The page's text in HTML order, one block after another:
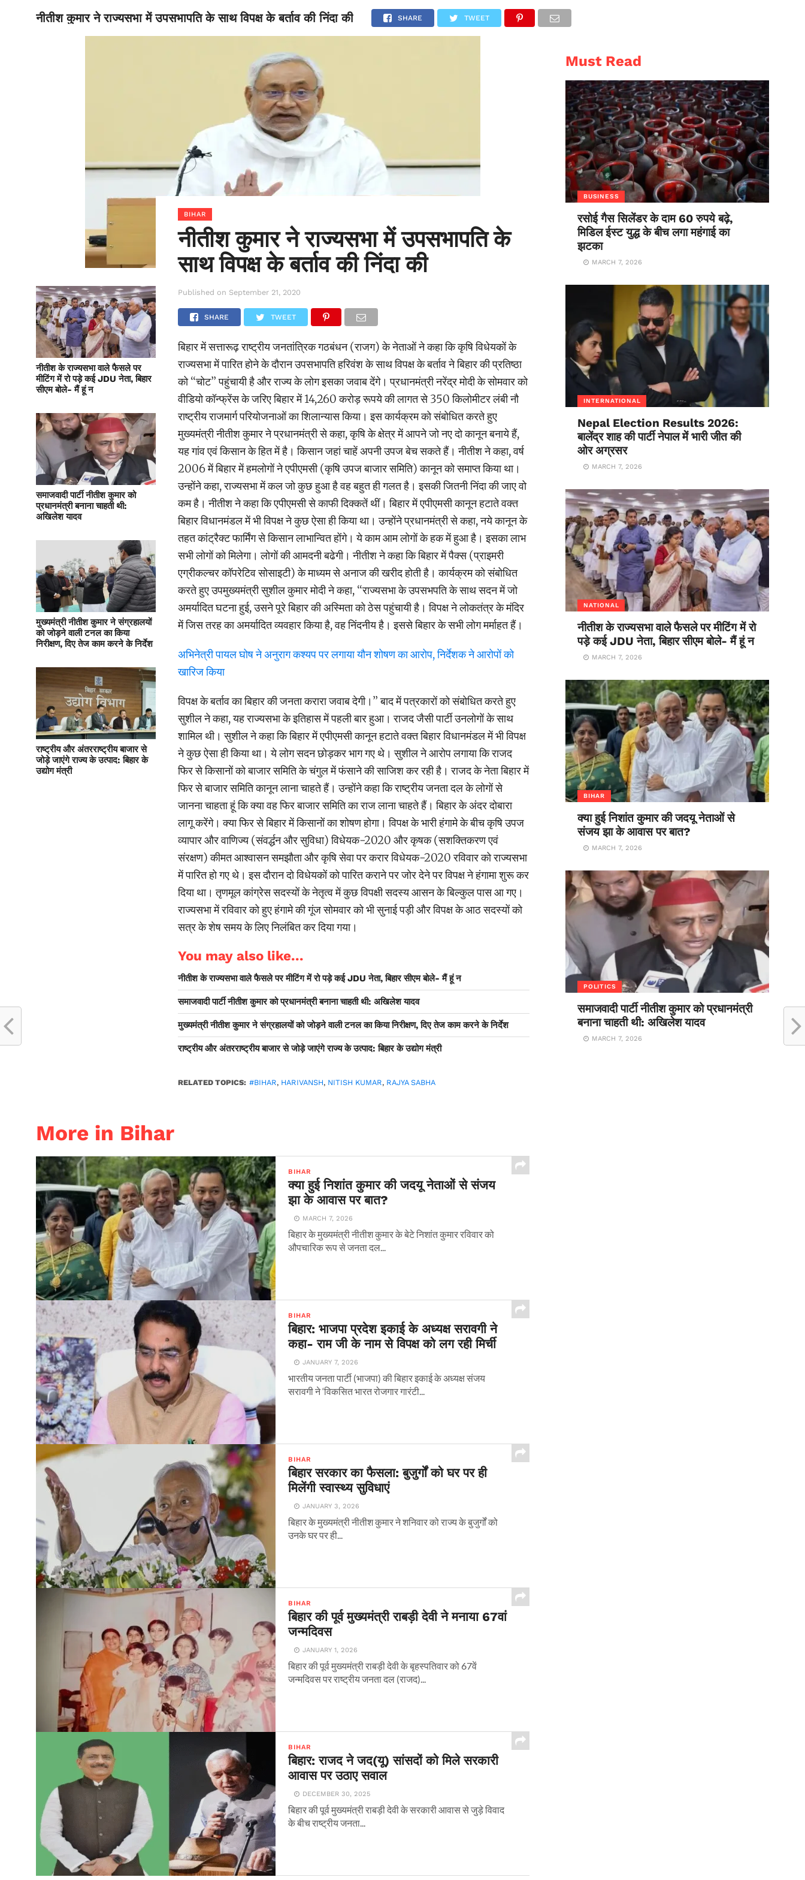
BIHAR NATIONAL SPORTS SCIENCE POLITICS INTERNATIONAL
नीतीश कुमार ने राज्यसभा में उपसभापति के साथ विपक्ष के बर्ताव की निंदा की SHARE TWEET
नीतीश के राज्यसभा वाले फैसले पर
मीटिंग में रो पड़े कई JDU नेता, बिहार
सीएम बोले- मैं हूं न
समाजवादी पार्टी नीतीश कुमार को
प्रधानमंत्री बनाना चाहती थी:
अखिलेश यादव
मुख्यमंत्री नीतीश कुमार ने संग्रहालयों
को जोड़ने वाली टनल का किया
निरीक्षण, दिए तेज काम करने के निर्देश
राष्ट्रीय और अंतरराष्ट्रीय बाजार से
जोड़े जाएंगे राज्य के उत्पाद: बिहार के
उद्योग मंत्री
BIHAR
नीतीश कुमार ने राज्यसभा में उपसभापति के
साथ विपक्ष के बर्ताव की निंदा की
Published on September 21, 2020
SHARE TWEET
बिहार में सत्तारूढ़ राष्ट्रीय जनतांत्रिक गठबंधन (राजग) के नेताओं ने कहा कि कृषि विधेयकों के
राज्यसभा में पारित होने के दौरान उपसभापति हरिवंश के साथ विपक्ष के बर्ताव ने बिहार की प्रतिष्ठा
को ‘‘चोट’’ पहुंचायी है और राज्य के लोग इसका जवाब देंगे। प्रधानमंत्री नरेंद्र मोदी के सोमवार को
वीडियो कॉन्फ्रेंस के जरिए बिहार में 14,260 करोड़ रूपये की लागत से 350 किलोमीटर लंबी नौ
राष्ट्रीय राजमार्ग परियोजनाओं का शिलान्यास किया। इस कार्यक्रम को संबोधित करते हुए
मुख्यमंत्री नीतीश कुमार ने प्रधानमंत्री से कहा, कृषि के क्षेत्र में आपने जो नए दो कानून बनाये हैं,
यह गांव एवं किसान के हित में है। किसान जहां चाहें अपनी उपज बेच सकते हैं। नीतीश ने कहा, वर्ष
2006 में बिहार में हमलोगों ने एपीएमसी (कृषि उपज बाजार समिति) कानून को समाप्त किया था।
उन्होंने कहा, राज्यसभा में कल जो कुछ हुआ है वह बहुत ही गलत है। इसकी जितनी निंदा की जाए वो
कम है। नीतीश ने कहा कि एपीएमसी से काफी दिक्कतें थीं। बिहार में एपीएमसी कानून हटाते वक्त
बिहार विधानमंडल में भी विपक्ष ने कुछ ऐसा ही किया था। उन्होंने प्रधानमंत्री से कहा, नये कानून के
तहत कांट्रैक्ट फार्मिंग से किसान लाभान्वित होंगे। ये काम आम लोगों के हक में हुआ है। इसका लाभ
सभी लोगों को मिलेगा। लोगों की आमदनी बढेगी। नीतीश ने कहा कि बिहार में पैक्स (प्राइमरी
एग्रीकल्चर कॉपरेटिव सोसाइटी) के माध्यम से अनाज की खरीद होती है। कार्यक्रम को संबोधित
करते हुए उपमुख्यमंत्री सुशील कुमार मोदी ने कहा, ‘‘राज्यसभा के उपसभपति के साथ सदन में जो
अमर्यादित घटना हुई, उसने पूरे बिहार की अस्मिता को ठेस पहुंचायी है। विपक्ष ने लोकतंत्र के मंदिर
में जिस तरह का अमर्यादित व्यवहार किया है, वह निंदनीय है। इससे बिहार के सभी लोग मर्माहत हैं।
अभिनेत्री पायल घोष ने अनुराग कश्यप पर लगाया यौन शोषण का आरोप, निर्देशक ने आरोपों को
खारिज किया
विपक्ष के बर्ताव का बिहार की जनता करारा जवाब देगी।’’ बाद में पत्रकारों को संबोधित करते हुए
सुशील ने कहा, यह राज्यसभा के इतिहास में पहली बार हुआ। राजद जैसी पार्टी उनलोगों के साथ
शामिल थी। सुशील ने कहा कि बिहार में एपीएमसी कानून हटाते वक्त बिहार विधानमंडल में भी विपक्ष
ने कुछ ऐसा ही किया था। ये लोग सदन छोड़कर भाग गए थे। सुशील ने आरोप लगाया कि राजद
फिर से किसानों को बाजार समिति के चंगुल में फंसाने की साजिश कर रही है। राजद के नेता बिहार में
फिर से बाजार समिति कानून लाना चाहते हैं। उन्होंने कहा कि राष्ट्रीय जनता दल के लोगों से
जानना चाहता हूं कि क्या वह फिर बाजार समिति का राज लाना चाहते हैं। बिहार के अंदर दोबारा
लागू करेंगे। क्या फिर से बिहार में किसानों का शोषण होगा। विपक्ष के भारी हंगामे के बीच कृषि उपज
व्यापार और वाणिज्य (संवर्द्धन और सुविधा) विधेयक-2020 और कृषक (सशक्तिकरण एवं
संरक्षण) कीमत आश्वासन समझौता और कृषि सेवा पर करार विधेयक-2020 रविवार को राज्यसभा
में पारित हो गए थे। इस दौरान दो विधेयकों को पारित कराने पर जोर देने पर विपक्ष ने हंगामा शुरू कर
दिया था। तृणमूल कांग्रेस सदस्यों के नेतृत्व में कुछ विपक्षी सदस्य आसन के बिल्कुल पास आ गए।
राज्यसभा में रविवार को हुए हंगामे की गूंज सोमवार को भी सुनाई पड़ी और विपक्ष के आठ सदस्यों को
सत्र के शेष समय के लिए निलंबित कर दिया गया।
You may also like...
नीतीश के राज्यसभा वाले फैसले पर मीटिंग में रो पड़े कई JDU नेता, बिहार सीएम बोले- मैं हूं न
समाजवादी पार्टी नीतीश कुमार को प्रधानमंत्री बनाना चाहती थी: अखिलेश यादव
मुख्यमंत्री नीतीश कुमार ने संग्रहालयों को जोड़ने वाली टनल का किया निरीक्षण, दिए तेज काम करने के निर्देश
राष्ट्रीय और अंतरराष्ट्रीय बाजार से जोड़े जाएंगे राज्य के उत्पाद: बिहार के उद्योग मंत्री
RELATED TOPICS: #BIHAR, HARIVANSH, NITISH KUMAR, RAJYA SABHA
More in Bihar
BIHAR
क्या हुई निशांत कुमार की जदयू नेताओं से संजय
झा के आवास पर बात?
MARCH 7, 2026
बिहार के मुख्यमंत्री नीतीश कुमार के बेटे निशांत कुमार रविवार को
औपचारिक रूप से जनता दल...
BIHAR
बिहार: भाजपा प्रदेश इकाई के अध्यक्ष सरावगी ने
कहा- राम जी के नाम से विपक्ष को लग रही मिर्ची
JANUARY 7, 2026
भारतीय जनता पार्टी (भाजपा) की बिहार इकाई के अध्यक्ष संजय
सरावगी ने ‘विकसित भारत रोजगार गारंटी...
BIHAR
बिहार सरकार का फैसला: बुजुर्गों को घर पर ही
मिलेंगी स्वास्थ्य सुविधाएं
JANUARY 3, 2026
बिहार के मुख्यमंत्री नीतीश कुमार ने शनिवार को राज्य के बुजुर्गों को
उनके घर पर ही...
BIHAR
बिहार की पूर्व मुख्यमंत्री राबड़ी देवी ने मनाया 67वां
जन्मदिवस
JANUARY 1, 2026
बिहार की पूर्व मुख्यमंत्री राबड़ी देवी के बृहस्पतिवार को 67वें
जन्मदिवस पर राष्ट्रीय जनता दल (राजद)...
BIHAR
बिहार: राजद ने जद(यू) सांसदों को मिले सरकारी
आवास पर उठाए सवाल
DECEMBER 30, 2025
बिहार की पूर्व मुख्यमंत्री राबड़ी देवी के सरकारी आवास से जुड़े विवाद
के बीच राष्ट्रीय जनता...
Must Read
BUSINESS
रसोई गैस सिलेंडर के दाम 60 रुपये बढ़े,
मिडिल ईस्ट युद्ध के बीच लगा महंगाई का
झटका
MARCH 7, 2026
INTERNATIONAL
Nepal Election Results 2026:
बालेंद्र शाह की पार्टी नेपाल में भारी जीत की
ओर अग्रसर
MARCH 7, 2026
NATIONAL
नीतीश के राज्यसभा वाले फैसले पर मीटिंग में रो
पड़े कई JDU नेता, बिहार सीएम बोले- मैं हूं न
MARCH 7, 2026
BIHAR
क्या हुई निशांत कुमार की जदयू नेताओं से
संजय झा के आवास पर बात?
MARCH 7, 2026
POLITICS
समाजवादी पार्टी नीतीश कुमार को प्रधानमंत्री
बनाना चाहती थी: अखिलेश यादव
MARCH 7, 2026